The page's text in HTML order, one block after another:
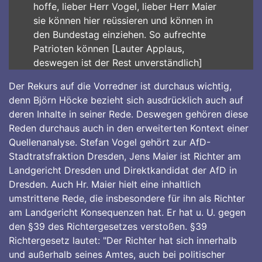
hoffe, lieber Herr Vogel, lieber Herr Maier
sie können hier reüssieren und können in
den Bundestag einziehen. So aufrechte
Patrioten können [Lauter Applaus,
deswegen ist der Rest unverständlich]
Der Rekurs auf die Vorredner ist durchaus wichtig,
denn Björn Höcke bezieht sich ausdrücklich auch auf
deren Inhalte in seiner Rede. Deswegen gehören diese
Reden durchaus auch in den erweiterten Kontext einer
Quellenanalyse. Stefan Vogel gehört zur AfD-
Stadtratsfraktion Dresden, Jens Maier ist Richter am
Landgericht Dresden und Direktkandidat der AfD in
Dresden. Auch Hr. Maier hielt eine inhaltlich
umstrittene Rede, die insbesondere für ihn als Richter
am Landgericht Konsequenzen hat. Er hat u. U. gegen
den §39 des Richtergesetzes verstoßen. §39
Richtergesetz lautet: "Der Richter hat sich innerhalb
und außerhalb seines Amtes, auch bei politischer